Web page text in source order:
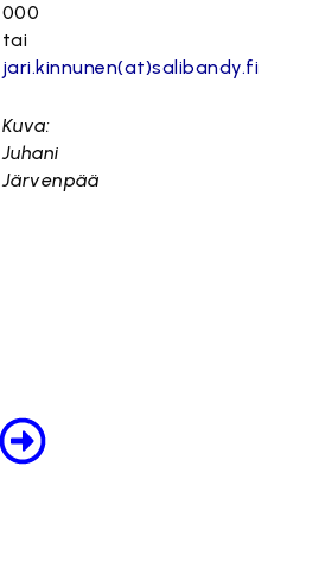
000
tai
jari.kinnunen(at)salibandy.fi
Kuva:
Juhani
Järvenpää